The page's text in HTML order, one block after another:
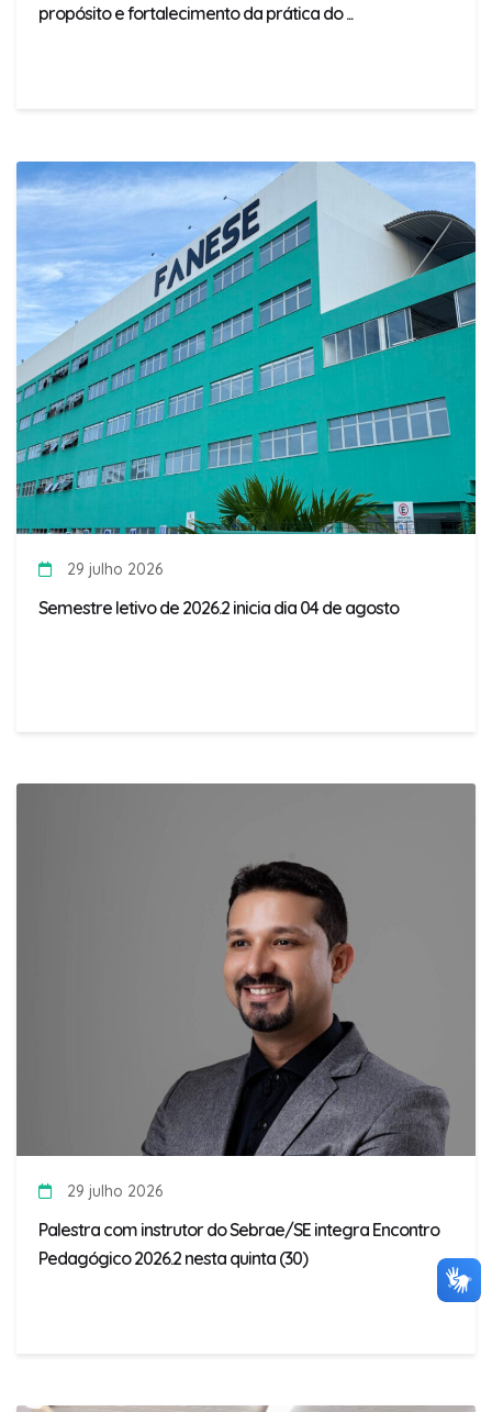
propósito e fortalecimento da prática do ...
29 julho 2026
Semestre letivo de 2026.2 inicia dia 04 de agosto
29 julho 2026
Palestra com instrutor do Sebrae/SE integra Encontro
Pedagógico 2026.2 nesta quinta (30)